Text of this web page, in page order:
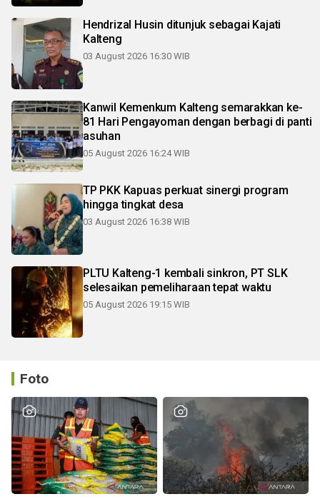
Hendrizal Husin ditunjuk sebagai Kajati
Kalteng
03 August 2026 16:30 WIB
Kanwil Kemenkum Kalteng semarakkan ke-
81 Hari Pengayoman dengan berbagi di panti
asuhan
05 August 2026 16:24 WIB
TP PKK Kapuas perkuat sinergi program
hingga tingkat desa
03 August 2026 16:38 WIB
PLTU Kalteng-1 kembali sinkron, PT SLK
selesaikan pemeliharaan tepat waktu
05 August 2026 19:15 WIB
Foto